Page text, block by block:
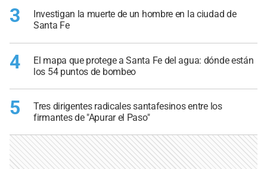
3
Investigan la muerte de un hombre en la ciudad de
Santa Fe
4
El mapa que protege a Santa Fe del agua: dónde están
los 54 puntos de bombeo
5
Tres dirigentes radicales santafesinos entre los
firmantes de "Apurar el Paso"